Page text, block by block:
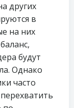
других
в
на них
будут
Однако
часто